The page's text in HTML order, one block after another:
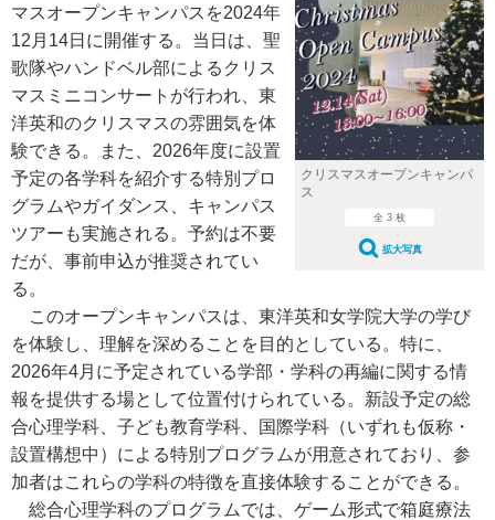
クリスマスオープンキャンパ
ス
全 3 枚
拡大写真
マスオープンキャンパスを2024年
12月14日に開催する。当日は、聖
歌隊やハンドベル部によるクリス
マスミニコンサートが行われ、東
洋英和のクリスマスの雰囲気を体
験できる。また、2026年度に設置
予定の各学科を紹介する特別プロ
グラムやガイダンス、キャンパス
ツアーも実施される。予約は不要
だが、事前申込が推奨されてい
る。
このオープンキャンパスは、東洋英和女学院大学の学び
を体験し、理解を深めることを目的としている。特に、
2026年4月に予定されている学部・学科の再編に関する情
報を提供する場として位置付けられている。新設予定の総
合心理学科、子ども教育学科、国際学科（いずれも仮称・
設置構想中）による特別プログラムが用意されており、参
加者はこれらの学科の特徴を直接体験することができる。
総合心理学科のプログラムでは、ゲーム形式で箱庭療法